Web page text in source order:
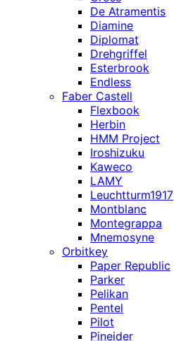
De Atramentis
Diamine
Diplomat
Drehgriffel
Esterbrook
Endless
Faber Castell
Flexbook
Herbin
HMM Project
Iroshizuku
Kaweco
LAMY
Leuchtturm1917
Montblanc
Montegrappa
Mnemosyne
Orbitkey
Paper Republic
Parker
Pelikan
Pentel
Pilot
Pineider